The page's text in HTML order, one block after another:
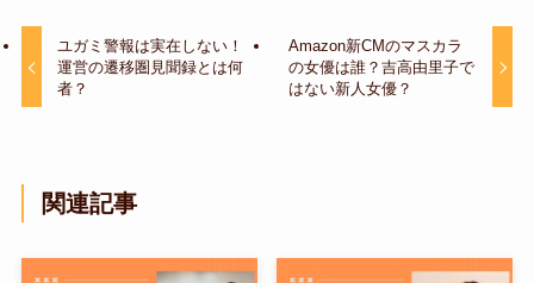
ユガミ警報は実在しない！
運営の遷移圏見聞録とは何
者？
Amazon新CMのマスカラ
の女優は誰？吉高由里子で
はない新人女優？
関連記事